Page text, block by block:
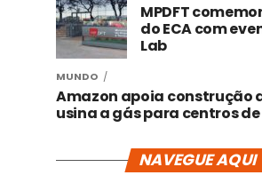
MPDFT
do ECA com
Lab
MUNDO
Amazon apoia construção
usina a gás para centros
NAVEGUE AQUI